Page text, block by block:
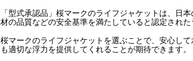
「型式承認品」桜マークのライフジャケットは、日
材の品質などの安全基準を満たしていると認定された
桜マークのライフジャケットを選ぶことで、安心し
も適切な浮力を提供してくれることが期待できます。